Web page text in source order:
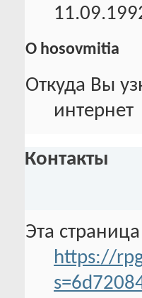
О hosovmitia
Откуда Вы
интернет
Контакты
Эта страница
https://